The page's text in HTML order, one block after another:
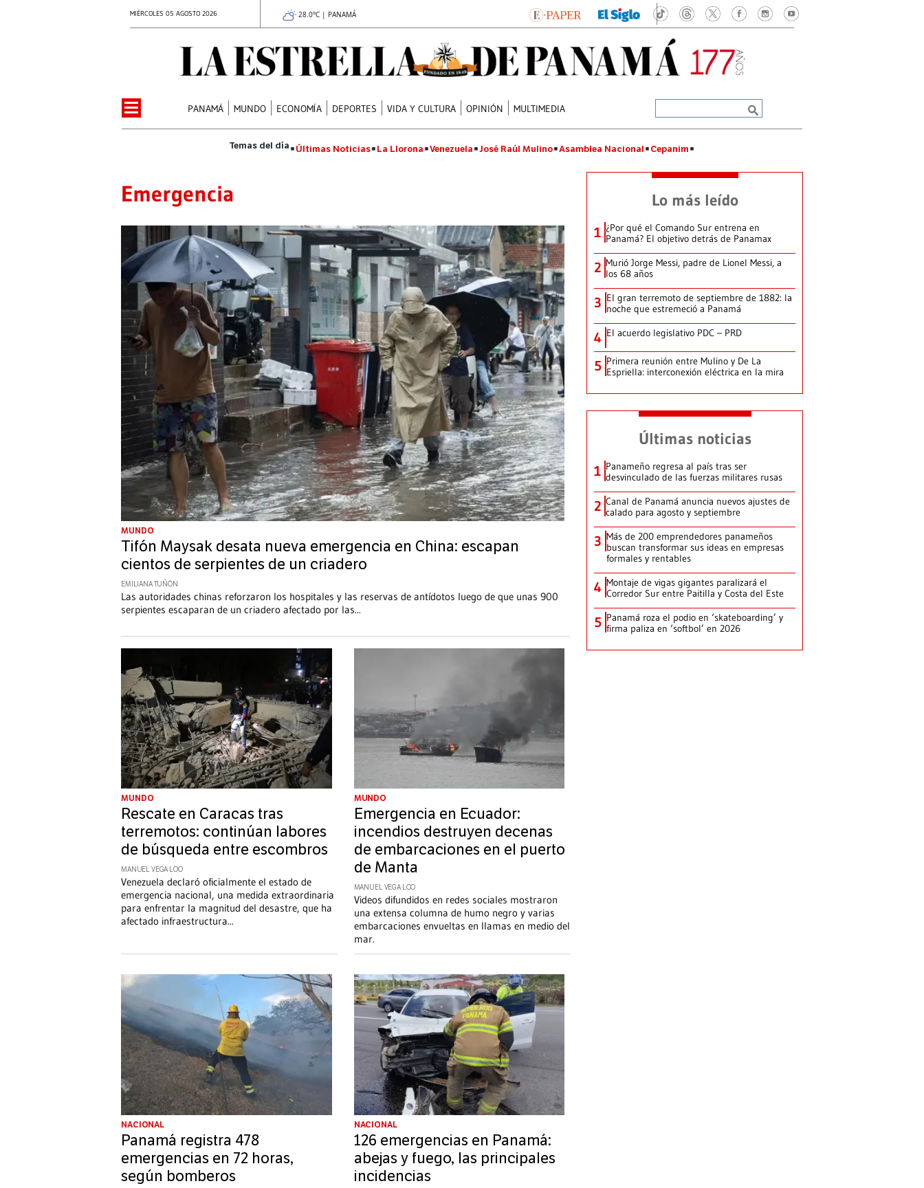
MIÉRCOLES 05 AGOSTO 2026 28.0°C | PANAMÁ
PANAMÁ MUNDO ECONOMÍA DEPORTES VIDA Y CULTURA OPINIÓN MULTIMEDIA
Últimas Noticias La Llorona Venezuela José Raúl Mulino Asamblea Nacional Cepanim
Emergencia
MUNDO
Tifón Maysak desata nueva emergencia en China: escapan
cientos de serpientes de un criadero
EMILIANA TUÑÓN
Las autoridades chinas reforzaron los hospitales y las reservas de antídotos luego de que unas 900
serpientes escaparan de un criadero afectado por las...
MUNDO
Rescate en Caracas tras
terremotos: continúan labores
de búsqueda entre escombros
MANUEL VEGA LOO
Venezuela declaró oficialmente el estado de
emergencia nacional, una medida extraordinaria
para enfrentar la magnitud del desastre, que ha
afectado infraestructura...
MUNDO
Emergencia en Ecuador:
incendios destruyen decenas
de embarcaciones en el puerto
de Manta
MANUEL VEGA LOO
Videos difundidos en redes sociales mostraron
una extensa columna de humo negro y varias
embarcaciones envueltas en llamas en medio del
mar.
NACIONAL
Panamá registra 478
emergencias en 72 horas,
según bomberos
NACIONAL
126 emergencias en Panamá:
abejas y fuego, las principales
incidencias
Lo más leído
1 ¿Por qué el Comando Sur entrena en
Panamá? El objetivo detrás de Panamax
2 Murió Jorge Messi, padre de Lionel Messi, a
los 68 años
3 El gran terremoto de septiembre de 1882: la
noche que estremeció a Panamá
4 El acuerdo legislativo PDC – PRD
5 Primera reunión entre Mulino y De La
Espriella: interconexión eléctrica en la mira
Últimas noticias
1 Panameño regresa al país tras ser
desvinculado de las fuerzas militares rusas
2 Canal de Panamá anuncia nuevos ajustes de
calado para agosto y septiembre
3 Más de 200 emprendedores panameños
buscan transformar sus ideas en empresas
formales y rentables
4 Montaje de vigas gigantes paralizará el
Corredor Sur entre Paitilla y Costa del Este
5 Panamá roza el podio en ‘skateboarding’ y
firma paliza en ‘softbol’ en 2026